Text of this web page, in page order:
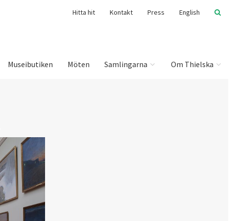
Hitta hit Kontakt Press English
Museibutiken Möten Samlingarna Om Thielska